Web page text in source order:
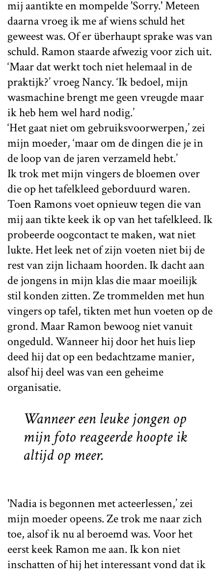
mij aantikte en mompelde 'Sorry.' Meteen
daarna vroeg ik me af wiens schuld het
geweest was. Of er überhaupt sprake was van
schuld. Ramon staarde afwezig voor zich uit.
‘Maar dat werkt toch niet helemaal in de
praktijk?’ vroeg Nancy. ‘Ik bedoel, mijn
wasmachine brengt me geen vreugde maar
ik heb hem wel hard nodig.’
‘Het gaat niet om gebruiksvoorwerpen,’ zei
mijn moeder, ‘maar om de dingen die je in
de loop van de jaren verzameld hebt.’
Ik trok met mijn vingers de bloemen over
die op het tafelkleed geborduurd waren.
Toen Ramons voet opnieuw tegen die van
mij aan tikte keek ik op van het tafelkleed. Ik
probeerde oogcontact te maken, wat niet
lukte. Het leek net of zijn voeten niet bij de
rest van zijn lichaam hoorden. Ik dacht aan
de jongens in mijn klas die maar moeilijk
stil konden zitten. Ze trommelden met hun
vingers op tafel, tikten met hun voeten op de
grond. Maar Ramon bewoog niet vanuit
ongeduld. Wanneer hij door het huis liep
deed hij dat op een bedachtzame manier,
alsof hij deel was van een geheime
organisatie.
Wanneer een leuke jongen op
mijn foto reageerde hoopte ik
altijd op meer.
'Nadia is begonnen met acteerlessen,’ zei
mijn moeder opeens. Ze trok me naar zich
toe, alsof ik nu al beroemd was. Voor het
eerst keek Ramon me aan. Ik kon niet
inschatten of hij het interessant vond dat ik